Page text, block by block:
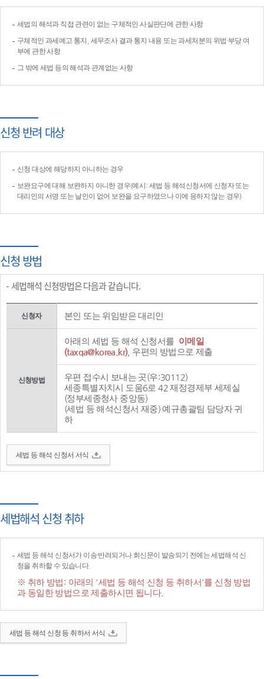
세법의 해석과 직접 관련이 없는 구체적인 사실판단에 관한 사항
구체적인 과세예고 통지, 세무조사 결과 통지 내용 또는 과세처분의 위법·부당 여
부에 관한 사항
그 밖에 세법 등의 해석과 관계없는 사항
신청 반려 대상
신청 대상에 해당하지 아니하는 경우
보완요구에 대해 보완하지 아니한 경우(예시: 세법 등 해석신청서에 신청자 또는
대리인의 서명 또는 날인이 없어 보완을 요구하였으나 이에 응하지 않는 경우)
신청 방법
세법해석 신청방법은 다음과 같습니다.
신청자 본인 또는 위임받은 대리인
신청방법
아래의 세법 등 해석 신청서를 이메일
(taxqa@korea.kr), 우편의 방법으로 제출
우편 접수시 보내는 곳(우:30112)
세종특별자치시 도움6로 42 재정경제부 세제실
(정부세종청사 중앙동)
(세법 등 해석신청서 재중) 예규총괄팀 담당자 귀
하
세법 등 해석 신청서 서식
세법해석 신청 취하
세법 등 해석 신청서가 이송·반려되거나 회신문이 발송되기 전에는 세법해석 신
청을 취하할 수 있습니다.
※ 취하 방법: 아래의 '세법 등 해석 신청 등 취하서'를 신청 방법
과 동일한 방법으로 제출하시면 됩니다.
세법 등 해석 신청 등 취하서 서식